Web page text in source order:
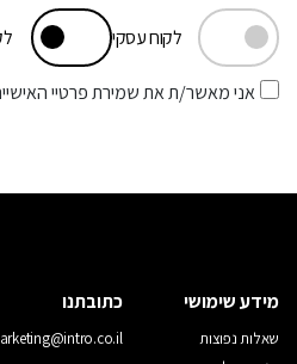
לקוח עסקי
אני מאשר/ת את שמירת פרטיי
מידע שימושי
שאלות נפוצות
כתובתנו